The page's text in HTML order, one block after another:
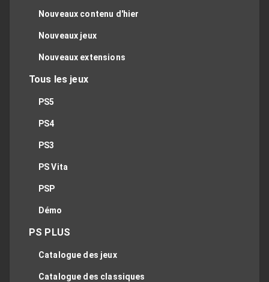
Nouveaux contenu d'hier
Nouveaux jeux
Nouveaux extensions
Tous les jeux
PS5
PS4
PS3
PS Vita
PSP
Démo
PS PLUS
Catalogue des jeux
Catalogue des classiques